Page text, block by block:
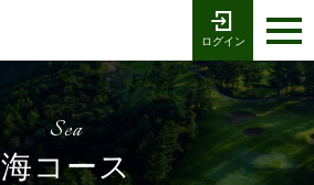
ログイン
お電話でのご予約 受付時間8:00〜17:00
Tel 0776-79-1111
Sea
海コース